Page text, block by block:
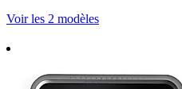
Voir les 2 modèles